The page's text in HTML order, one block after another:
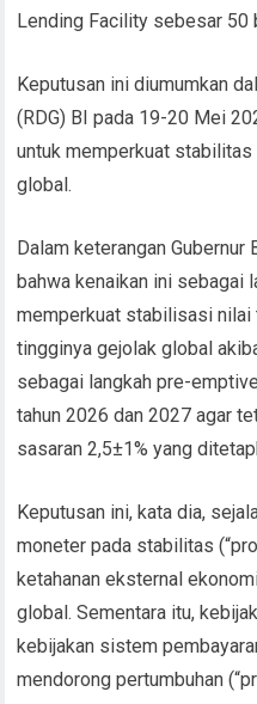
Lending Facility sebesar 50
Keputusan ini diumumkan
(RDG) BI pada 19-20 Mei
untuk memperkuat
global.
Dalam keterangan
bahwa kenaikan ini sebagai
memperkuat stabilisasi nilai
tingginya gejolak global
sebagai langkah pre-
tahun 2026 dan 2027 agar
sasaran 2,5±1% yang
Keputusan ini, kata dia,
moneter pada stabilitas
ketahanan eksternal
global. Sementara itu,
kebijakan sistem
mendorong pertumbuhan